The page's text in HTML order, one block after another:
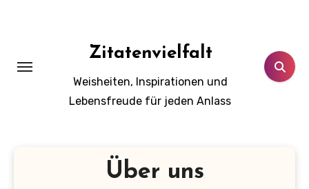
Zitatenvielfalt
Weisheiten, Inspirationen und
Lebensfreude für jeden Anlass
Über uns